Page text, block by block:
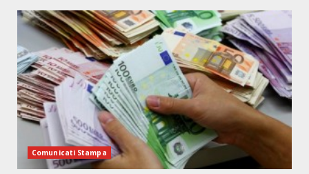
Comunicati Stampa